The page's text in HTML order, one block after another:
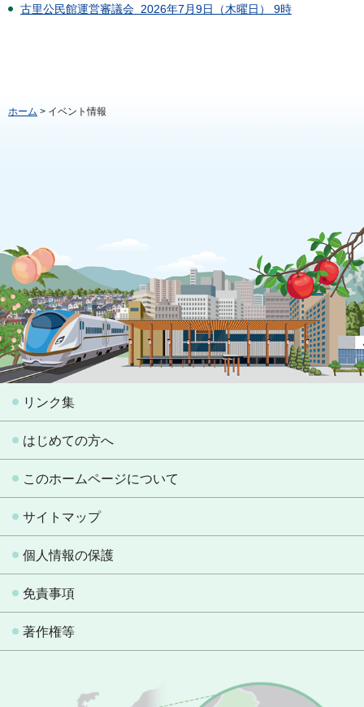
古里公民館運営審議会 2026年7月9日（木曜日） 9時
ホーム > イベント情報
リンク集
はじめての方へ
このホームページについて
サイトマップ
個人情報の保護
免責事項
著作権等